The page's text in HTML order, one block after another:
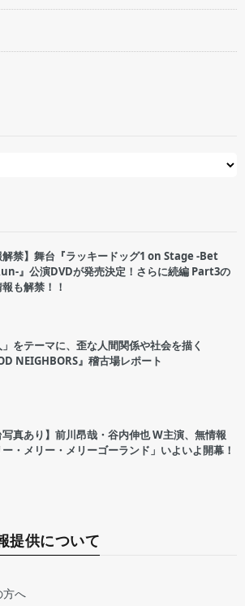
解禁】舞台『ラッキードッグ1 on Stage -Bet
』公演DVDが発売決定！さらに続編 Part3の
も解禁！！
」をテーマに、歪な人間関係や社会を描く
NEIGHBORS』稽古場レポート
写真あり】前川昂哉・谷内伸也 W主演、無情報
ー・メリー・メリーゴーランド」いよいよ開幕！
提供について
方へ